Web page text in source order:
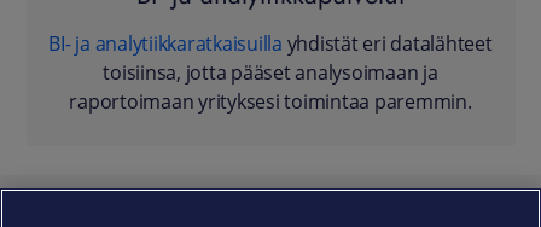
BI- ja analytiikkaratkaisuilla yhdistät eri datalähteet
toisiinsa, jotta pääset analysoimaan ja
raportoimaan yrityksesi toimintaa paremmin.